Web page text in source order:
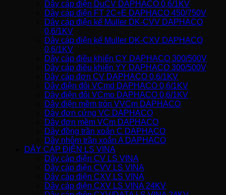
Dây cáp điện DuCV DAPHACO 0,6/1KV
Dây cáp điện FT 2C+E DAPHACO 450/750V
Dây cáp điện kế Muller DK-CVV DAPHACO
0,6/1KV
Dây cáp điện kế Muller DK-CXV DAPHACO
0,6/1KV
Dây cáp điều khiển CY DAPHACO 300/500V
Dây cáp điều khiển YY DAPHACO 300/500V
Dây cáp đơn CV DAPHACO 0,6/1KV
Dây điện đôi VCmd DAPHACO 0,6/1KV
Dây điện đôi VCmo DAPHACO 0,6/1KV
Dây điện mềm tròn VVCm DAPHACO
Dây đơn cứng VC DAPHACO
Dây đơn mềm VCm DAPHACO
Dây đồng trần xoắn C DAPHACO
Dây nhôm trần xoắn A DAPHACO
DÂY CÁP ĐIỆN LS VINA
Dây cáp điện CV LS VINA
Dây cáp điện CVV LS VINA
Dây cáp điện CXV LS VINA
Dây cáp điện CXV LS VINA 24KV